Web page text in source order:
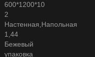
600*1200*10
2
Настенная,Напольная
1,44
Бежевый
упаковка